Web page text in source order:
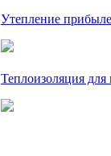
Утепление
Теплоизоляция для